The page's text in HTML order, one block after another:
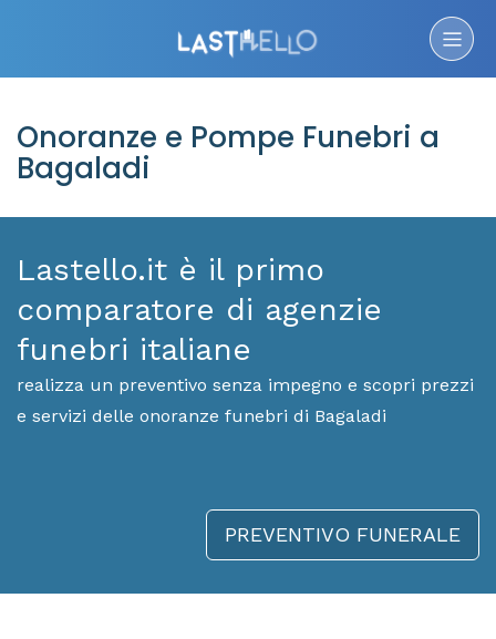
Onoranze e Pompe Funebri a
Bagaladi
Lastello.it è il primo
comparatore di agenzie
funebri italiane
realizza un preventivo senza impegno e scopri prezzi
e servizi delle onoranze funebri di Bagaladi
PREVENTIVO FUNERALE